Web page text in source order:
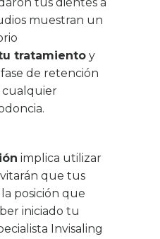
muestran un
tratamiento y
de retención
cualquier
implica utilizar
que tus
posición que
iniciado tu
Invisaling